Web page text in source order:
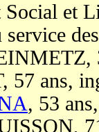
Social et
57 ans,
, 53